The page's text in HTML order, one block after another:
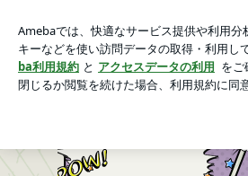
アプリをダウンロードして ブログの更新通
ょう。